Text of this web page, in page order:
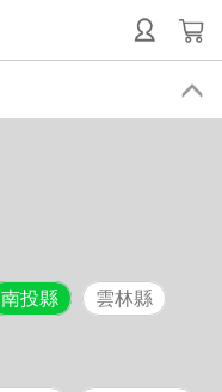
南投縣 雲林縣